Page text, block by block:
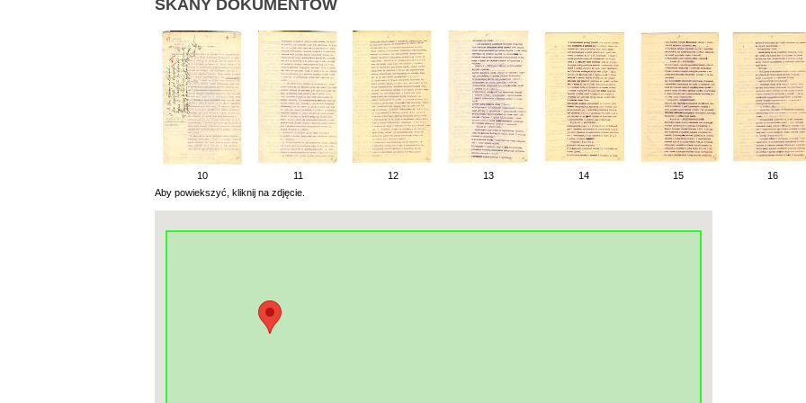
SKANY DOKUMENTÓW
10 11 12 13 14 15
16
Aby powiekszyć, kliknij na zdjęcie.